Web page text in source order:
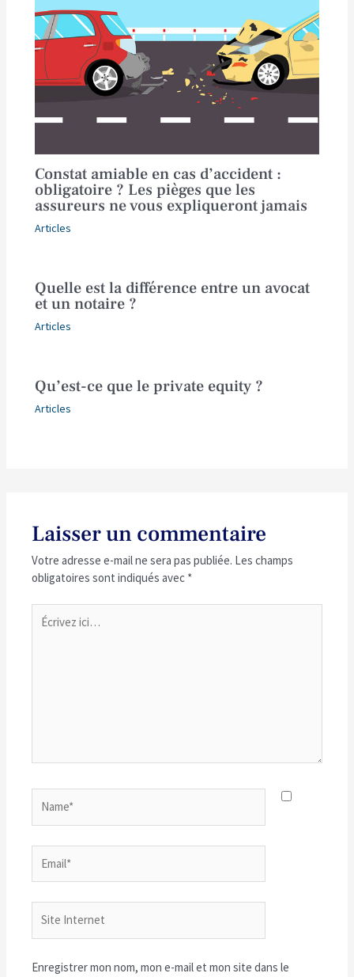
Constat amiable en cas d’accident :
obligatoire ? Les pièges que les
assureurs ne vous expliqueront jamais
Articles
Quelle est la différence entre un avocat
et un notaire ?
Articles
Qu’est-ce que le private equity ?
Articles
Laisser un commentaire
Votre adresse e-mail ne sera pas publiée. Les champs
obligatoires sont indiqués avec *
Écrivez
ici…
Internet
Enregistrer mon nom, mon e-mail et mon site dans le